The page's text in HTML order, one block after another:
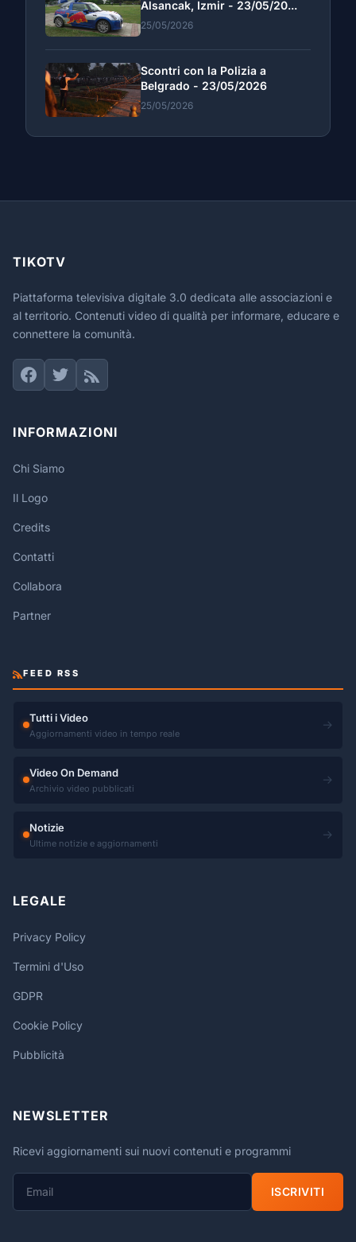
Alsancak, Izmir - 23/05/20...
25/05/2026
Scontri con la Polizia a
Belgrado - 23/05/2026
25/05/2026
TIKOTV
Piattaforma televisiva digitale 3.0 dedicata alle associazioni e
al territorio. Contenuti video di qualità per informare, educare e
connettere la comunità.
INFORMAZIONI
Chi Siamo
Il Logo
Credits
Contatti
Collabora
Partner
FEED RSS
Tutti i Video
Aggiornamenti video in tempo reale
→
Video On Demand
Archivio video pubblicati
→
Notizie
Ultime notizie e aggiornamenti
→
LEGALE
Privacy Policy
Termini d'Uso
GDPR
Cookie Policy
Pubblicità
NEWSLETTER
Ricevi aggiornamenti sui nuovi contenuti e programmi
ISCRIVITI